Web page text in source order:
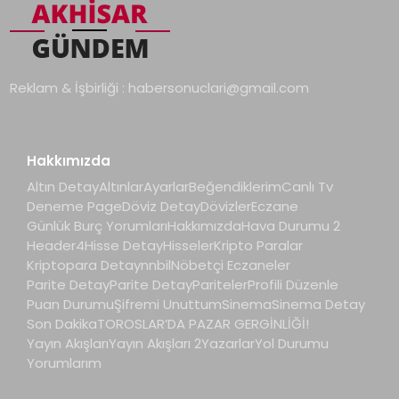
Reklam & İşbirliği : habersonuclari@gmail.com
Hakkımızda
Altın DetayAltınlarAyarlarBeğendiklerimCanlı Tv
Deneme PageDöviz DetayDövizlerEczane
Günlük Burç YorumlarıHakkımızdaHava Durumu 2
Header4Hisse DetayHisselerKripto Paralar
Kriptopara DetaynnbilNöbetçi Eczaneler
Parite DetayParite DetayParitelerProfili Düzenle
Puan DurumuŞifremi UnuttumSinemaSinema Detay
Son DakikaTOROSLAR’DA PAZAR GERGİNLİĞİ!
Yayın AkışlarıYayın Akışları 2YazarlarYol Durumu
Yorumlarım